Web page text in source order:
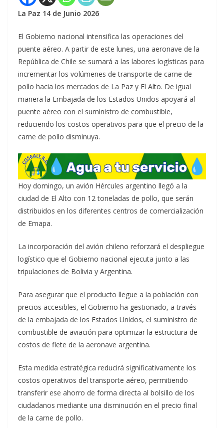
La Paz 14 de Junio 2026
El Gobierno nacional intensifica las operaciones del
puente aéreo. A partir de este lunes, una aeronave de la
República de Chile se sumará a las labores logísticas para
incrementar los volúmenes de transporte de carne de
pollo hacia los mercados de La Paz y El Alto. De igual
manera la Embajada de los Estados Unidos apoyará al
puente aéreo con el suministro de combustible,
reduciendo los costos operativos para que el precio de la
carne de pollo disminuya.
Hoy domingo, un avión Hércules argentino llegó a la
ciudad de El Alto con 12 toneladas de pollo, que serán
distribuidos en los diferentes centros de comercialización
de Emapa.
La incorporación del avión chileno reforzará el despliegue
logístico que el Gobierno nacional ejecuta junto a las
tripulaciones de Bolivia y Argentina.
Para asegurar que el producto llegue a la población con
precios accesibles, el Gobierno ha gestionado, a través
de la embajada de los Estados Unidos, el suministro de
combustible de aviación para optimizar la estructura de
costos de flete de la aeronave argentina.
Esta medida estratégica reducirá significativamente los
costos operativos del transporte aéreo, permitiendo
transferir ese ahorro de forma directa al bolsillo de los
ciudadanos mediante una disminución en el precio final
de la carne de pollo.